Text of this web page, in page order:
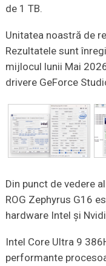
de 1 TB.
Unitatea noastră de
Rezultatele sunt
mijlocul lunii Mai
drivere GeForce
Din punct de vedere
ROG Zephyrus G16
hardware Intel și
Intel Core Ultra 9
performante